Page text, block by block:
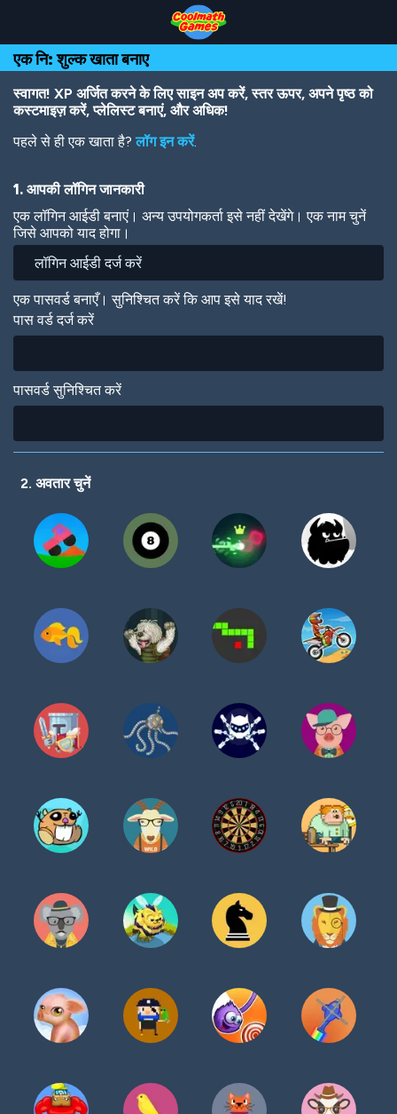
Top
of
Page
Navigation
Main
Content
Footer
main
content
एक नि: शुल्क खाता बनाए
स्वागत! XP अर्जित करने के लिए साइन अप करें, स्तर ऊपर, अपने पृष्ठ को
कस्टमाइज़ करें, प्लेलिस्ट बनाएं, और अधिक!
पहले से ही एक खाता है?लॉग इन करें.
1. आपकी लॉगिन जानकारी
एक लॉगिन आईडी बनाएं। अन्य उपयोगकर्ता इसे नहीं देखेंगे। एक नाम चुनें
जिसे आपको याद होगा।
एक पासवर्ड बनाएँ। सुनिश्चित करें कि आप इसे याद रखें!
पास वर्ड दर्ज करें
पासवर्ड सुनिश्चित करें
2. अवतार चुनें